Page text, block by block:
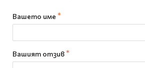
Вашето име
Вашият отзив